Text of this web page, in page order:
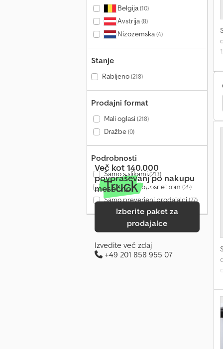
Belgija(10)
Avstrija(8)
Nizozemska(4)
Stanje
Rabljeno(218)
Prodajni format
Mali oglasi(218)
Dražbe(0)
Podrobnosti
Samo s slikami(213)
Samo z videoposnetkom (29)
Samo preverjeni prodajalci(27)
Več kot 140.000
povpraševanj po nakupu
mesečno
Izberite paket za
prodajalce
Izvedite več zdaj
+49 201 858 955 07
Jumbo